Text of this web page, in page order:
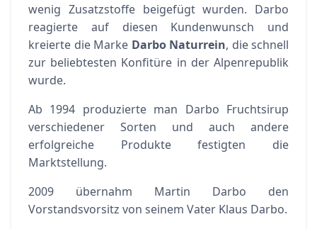
wenig Zusatzstoffe beigefügt wurden. Darbo
reagierte auf diesen Kundenwunsch und
kreierte die Marke Darbo Naturrein, die schnell
zur beliebtesten Konfitüre in der Alpenrepublik
wurde.
Ab 1994 produzierte man Darbo Fruchtsirup
verschiedener Sorten und auch andere
erfolgreiche Produkte festigten die
Marktstellung.
2009 übernahm Martin Darbo den
Vorstandsvorsitz von seinem Vater Klaus Darbo.